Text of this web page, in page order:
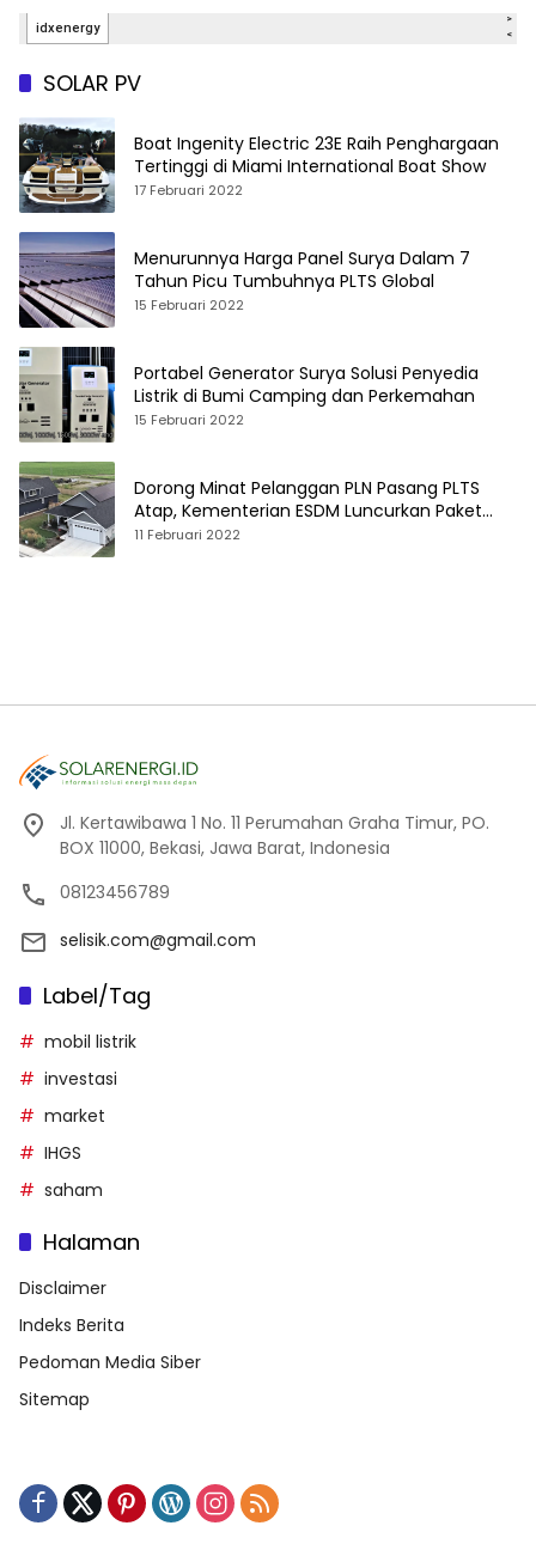
SOLAR PV
Boat Ingenity Electric 23E Raih Penghargaan
Tertinggi di Miami International Boat Show
17 Februari 2022
Menurunnya Harga Panel Surya Dalam 7
Tahun Picu Tumbuhnya PLTS Global
15 Februari 2022
Portabel Generator Surya Solusi Penyedia
Listrik di Bumi Camping dan Perkemahan
15 Februari 2022
Dorong Minat Pelanggan PLN Pasang PLTS
Atap, Kementerian ESDM Luncurkan Paket
Hibah SEF
11 Februari 2022
Jl. Kertawibawa 1 No. 11 Perumahan Graha Timur, PO.
BOX 11000, Bekasi, Jawa Barat, Indonesia
08123456789
selisik.com@gmail.com
Label/Tag
mobil listrik
investasi
market
IHGS
saham
Halaman
Disclaimer
Indeks Berita
Pedoman Media Siber
Sitemap